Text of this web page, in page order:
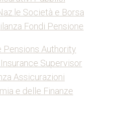
Società e Borsa
Fondi Pensione
Pensions Authority
Supervisor
Assicurazioni
e delle Finanze